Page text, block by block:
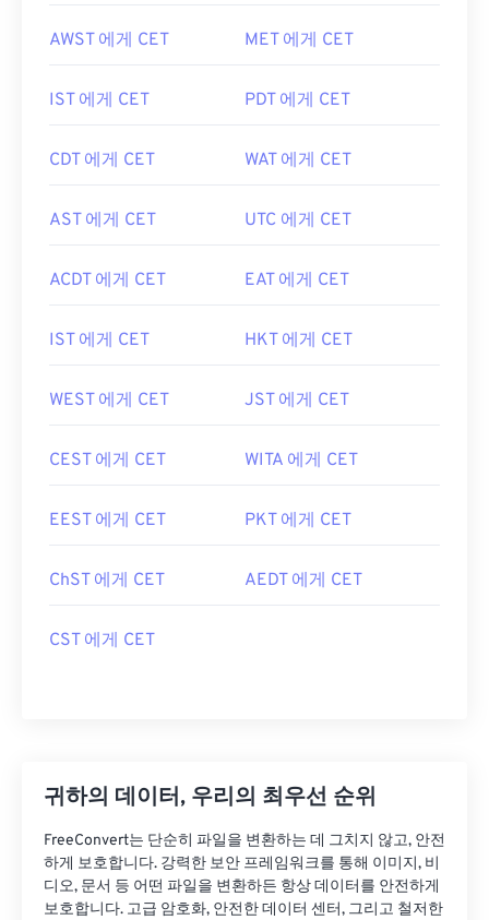
AWST 에게 CET MET 에게 CET
IST 에게 CET PDT 에게 CET
CDT 에게 CET WAT 에게 CET
AST 에게 CET UTC 에게 CET
ACDT 에게 CET EAT 에게 CET
IST 에게 CET HKT 에게 CET
WEST 에게 CET JST 에게 CET
CEST 에게 CET WITA 에게 CET
EEST 에게 CET PKT 에게 CET
ChST 에게 CET AEDT 에게 CET
CST 에게 CET
귀하의 데이터, 우리의 최우선 순위
FreeConvert는 단순히 파일을 변환하는 데 그치지 않고, 안전
하게 보호합니다. 강력한 보안 프레임워크를 통해 이미지, 비
디오, 문서 등 어떤 파일을 변환하든 항상 데이터를 안전하게
보호합니다. 고급 암호화, 안전한 데이터 센터, 그리고 철저한